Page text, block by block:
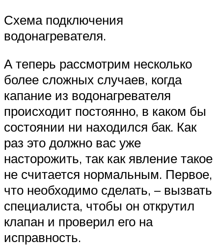
Схема подключения
водонагревателя.
А теперь рассмотрим несколько
более сложных случаев, когда
капание из водонагревателя
происходит постоянно, в каком бы
состоянии ни находился бак. Как
раз это должно вас уже
насторожить, так как явление такое
не считается нормальным. Первое,
что необходимо сделать, – вызвать
специалиста, чтобы он открутил
клапан и проверил его на
исправность.